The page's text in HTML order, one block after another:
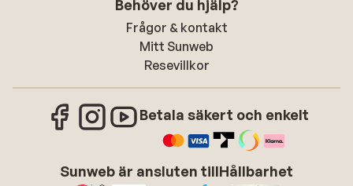
Behöver du hjälp?
Frågor & kontakt
Mitt Sunweb
Resevillkor
Betala säkert och enkelt
Sunweb är ansluten tillHållbarhet